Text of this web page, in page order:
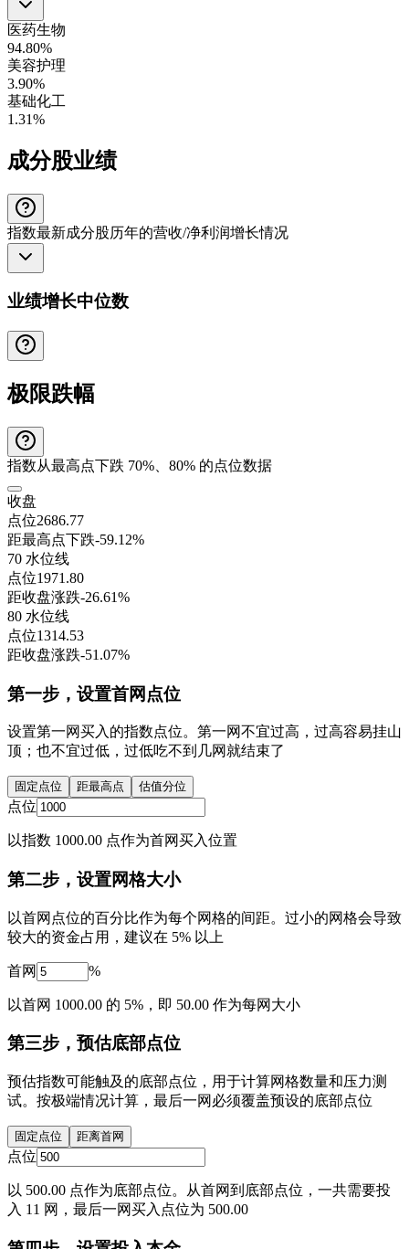
医药生物
94.80%
美容护理
3.90%
基础化工
1.31%
成分股业绩
指数最新成分股历年的营收/净利润增长情况
业绩增长中位数
极限跌幅
指数从最高点下跌 70%、80% 的点位数据
收盘
点位2686.77
距最高点下跌-59.12%
70 水位线
点位1971.80
距收盘涨跌-26.61%
80 水位线
点位1314.53
距收盘涨跌-51.07%
第一步，设置首网点位
设置第一网买入的指数点位。第一网不宜过高，过高容易挂山
顶；也不宜过低，过低吃不到几网就结束了
固定点位 距最高点 估值分位
点位
以指数 1000.00 点作为首网买入位置
第二步，设置网格大小
以首网点位的百分比作为每个网格的间距。过小的网格会导致
较大的资金占用，建议在 5% 以上
首网 %
以首网 1000.00 的 5%，即 50.00 作为每网大小
第三步，预估底部点位
预估指数可能触及的底部点位，用于计算网格数量和压力测
试。按极端情况计算，最后一网必须覆盖预设的底部点位
固定点位 距离首网
点位
以 500.00 点作为底部点位。从首网到底部点位，一共需要投
入 11 网，最后一网买入点位为 500.00